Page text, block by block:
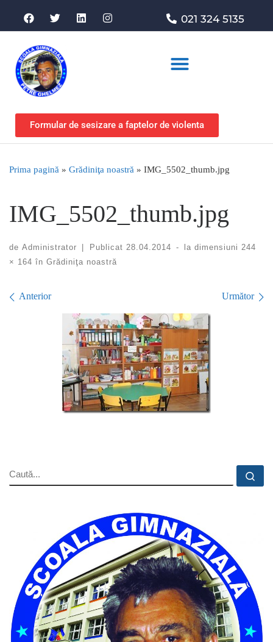
021 324 5135
Formular de sesizare a faptelor de violenta
Prima pagină » Grădiniţa noastră » IMG_5502_thumb.jpg
IMG_5502_thumb.jpg
de Administrator | Publicat 28.04.2014 - la dimensiuni 244
× 164 în Grădiniţa noastră
Navigare în imagini
Anterior Următor